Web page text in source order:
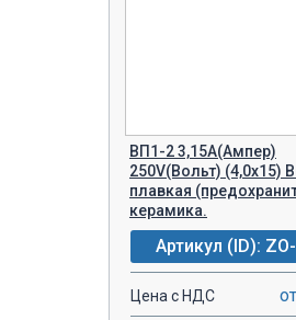
ВП1-2 3,15A(Ампер)
250V(Вольт) (4,0х15)
плавкая
керамика.
Артикул (ID):
Цена с НДС